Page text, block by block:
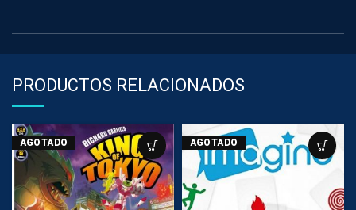
PRODUCTOS RELACIONADOS
AGOTADO AGOTADO